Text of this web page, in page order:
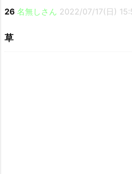
26 名無しさん 2022/07/17(日)
草